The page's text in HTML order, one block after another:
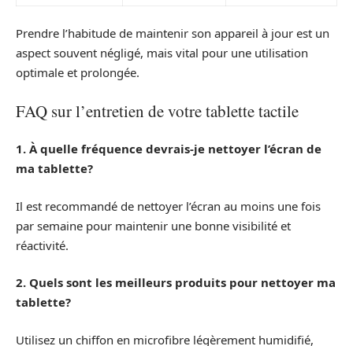
Prendre l’habitude de maintenir son appareil à jour est un
aspect souvent négligé, mais vital pour une utilisation
optimale et prolongée.
FAQ sur l’entretien de votre tablette tactile
1. À quelle fréquence devrais-je nettoyer l’écran de
ma tablette?
Il est recommandé de nettoyer l’écran au moins une fois
par semaine pour maintenir une bonne visibilité et
réactivité.
2. Quels sont les meilleurs produits pour nettoyer ma
tablette?
Utilisez un chiffon en microfibre légèrement humidifié,